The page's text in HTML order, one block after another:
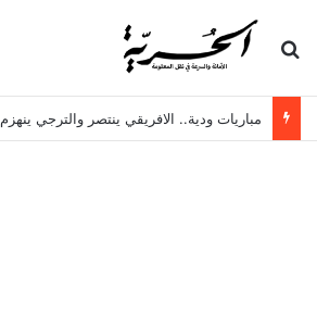
بحث عن
مباريات ودية.. الافريقي ينتصر والترجي ينهزم